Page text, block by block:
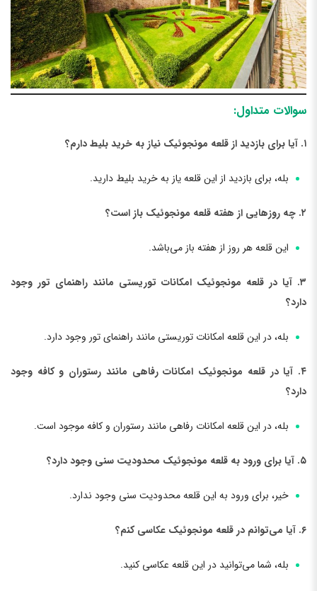
سوالات متداول:
۱. آیا برای بازدید از قلعه مونجوئیک نیاز به خرید بلیط دارم؟
بله، برای بازدید از این قلعه یاز به خرید بلیط دارید.
۲. چه روزهایی از هفته قلعه مونجوئیک باز است؟
این قلعه هر روز از هفته باز می‌باشد.
۳. آیا در قلعه مونجوئیک امکانات توریستی مانند راهنمای تور وجود
دارد؟
بله، در این قلعه امکانات توریستی مانند راهنمای تور وجود دارد.
۴. آیا در قلعه مونجوئیک امکانات رفاهی مانند رستوران و کافه وجود
دارد؟
بله، در این قلعه امکانات رفاهی مانند رستوران و کافه موجود است.
۵. آیا برای ورود به قلعه مونجوئیک محدودیت سنی وجود دارد؟
خیر، برای ورود به این قلعه محدودیت سنی وجود ندارد.
۶. آیا می‌توانم در قلعه مونجوئیک عکاسی کنم؟
بله، شما می‌توانید در این قلعه عکاسی کنید.